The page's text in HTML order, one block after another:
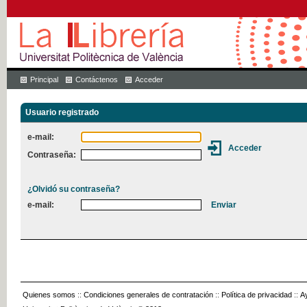
Principal Contáctenos Acceder
Usuario registrado
e-mail:
Contraseña:
¿Olvidó su contraseña?
e-mail:
Quienes somos :: Condiciones generales de contratación :: Política de privacidad ::